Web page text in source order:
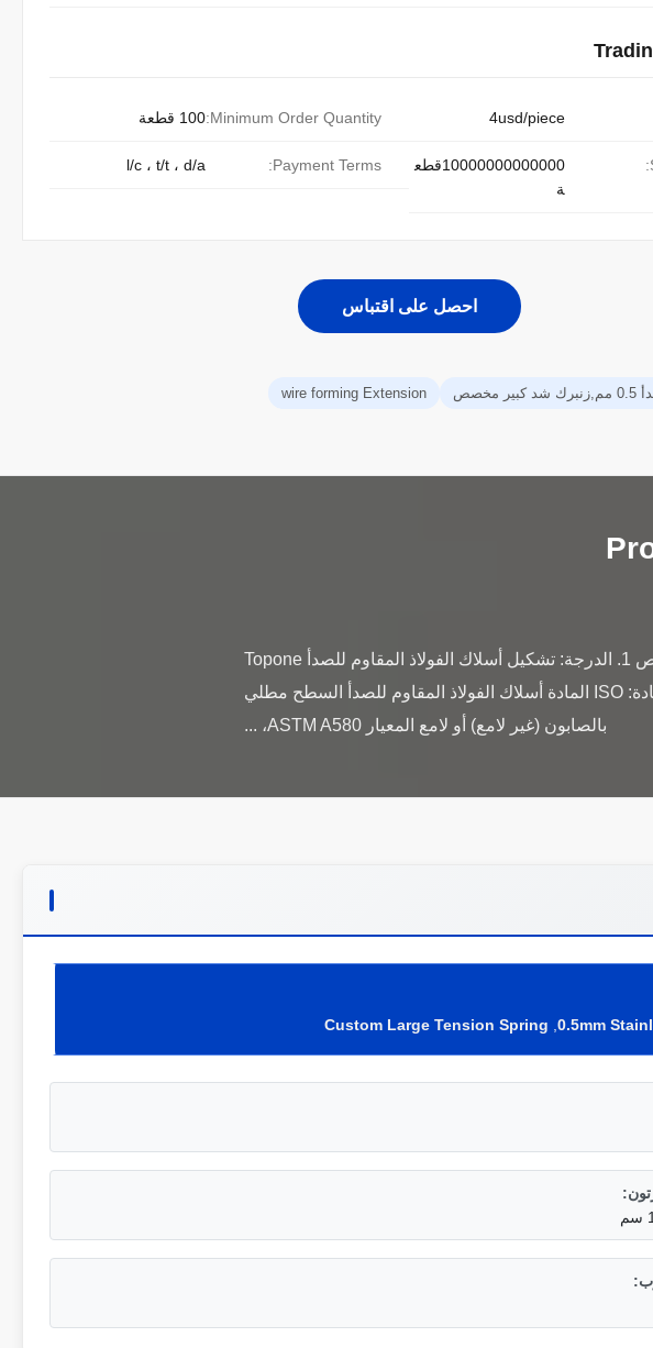
Minimum Order Quantity: 100 قطعة 4usd/piece
Payment Terms: l/c ، t/t ، d/a
10000000000000قطع
ة
احصل على اقتباس
wire forming Extension
مصنع تشكيل أسلاك مصدر زنبرك الفولاذ المقاوم للصدأ 304 زنبرك شد كبير مخصص 1. الدرجة: تشكيل أسلاك الفولاذ المقاوم للصدأ Topone
2. الحجم: 0.3 مم - 16 مم 3. المعيار: AISI، ASTM، DIN، EN، GB، JIS 4. الشهادة: ISO المادة أسلاك الفولاذ المقاوم للصدأ السطح مطلي
بالصابون (غير لامع) أو لامع المعيار ASTM A580، ...
0.5mm
Custom Large Tension Spring